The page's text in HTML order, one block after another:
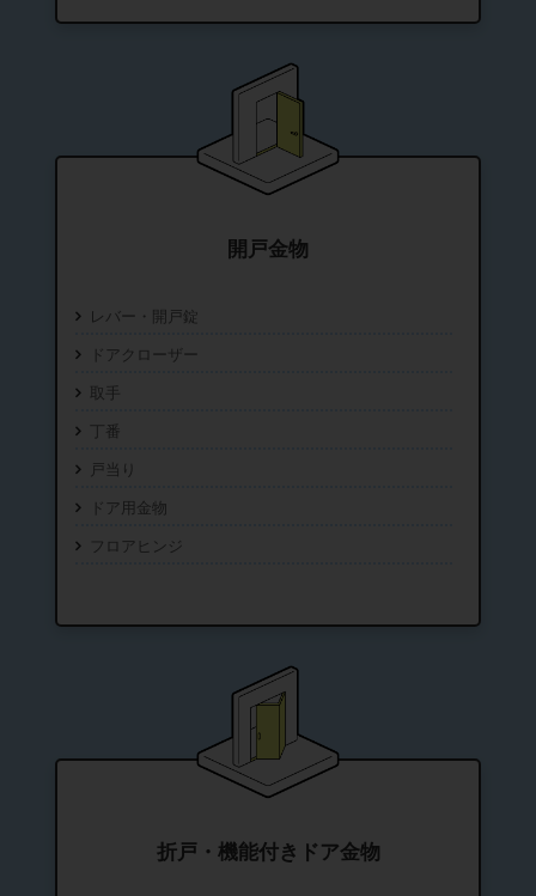
開戸金物
レバー・開戸錠
ドアクローザー
取手
丁番
戸当り
ドア用金物
フロアヒンジ
折戸・機能付きドア金物